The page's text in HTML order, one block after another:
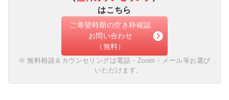
はこちら
ご希望時期の空き枠確認
お問い合わせ
（無料）
無料相談＆カウンセリングは電話・Zoom・メール等お選び
いただけます。